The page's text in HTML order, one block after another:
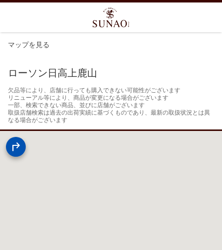
マップを見る
ローソン日高上鹿山
欠品等により、店舗に行っても購入できない可能性がございます
リニューアル等により、商品が変更になる場合がございます
一部、検索できない商品、並びに店舗がございます
取扱店舗検索は過去の出荷実績に基づくものであり、最新の取扱状況とは異
なる場合がございます